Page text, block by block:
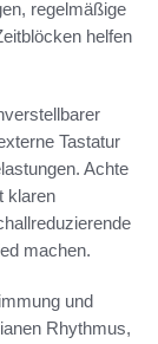
regelmäßige
helfen
Tastatur
Achte
klaren
machen.
und
Rhythmus,